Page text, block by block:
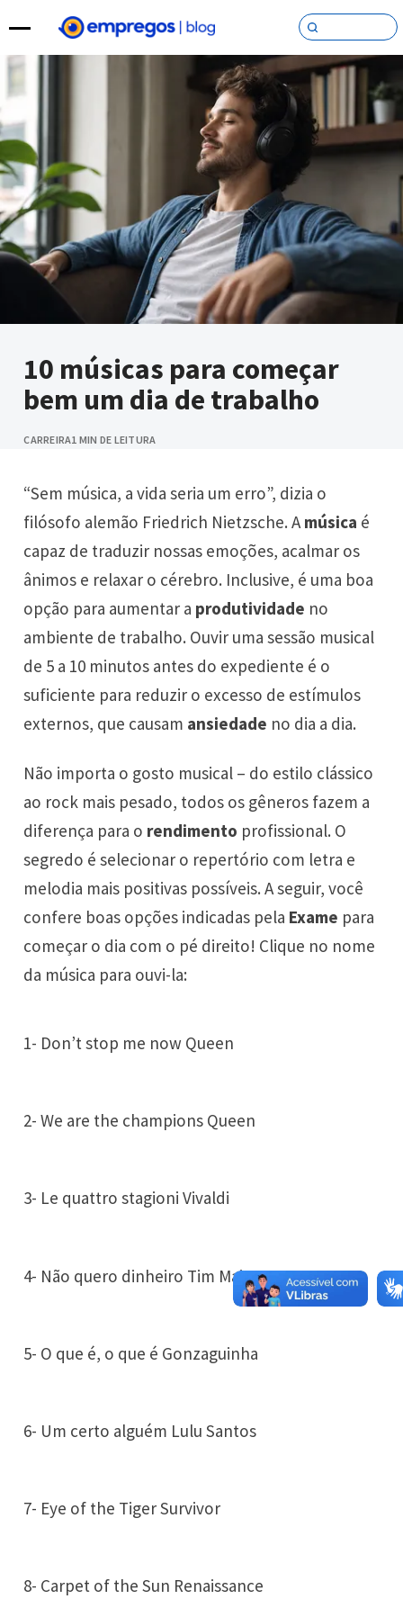
Pular para o conteúdo
10 músicas para começar
bem um dia de trabalho
CARREIRA1 MIN DE LEITURA
“Sem música, a vida seria um erro”, dizia o
filósofo alemão Friedrich Nietzsche. Amúsica é
capaz de traduzir nossas emoções, acalmar os
ânimos e relaxar o cérebro. Inclusive, é uma boa
opção para aumentar a produtividade no
ambiente de trabalho. Ouvir uma sessão musical
de 5 a 10 minutos antes do expediente é o
suficiente para reduzir o excesso de estímulos
externos, que causam ansiedade no dia a dia.
Não importa o gosto musical – do estilo clássico
ao rock mais pesado, todos os gêneros fazem a
diferença para o rendimento profissional. O
segredo é selecionar o repertório com letra e
melodia mais positivas possíveis. A seguir, você
confere boas opções indicadas pela Exame para
começar o dia com o pé direito! Clique no nome
da música para ouvi-la:
1- Don’t stop me now Queen
2- We are the champions Queen
3- Le quattro stagioni Vivaldi
4- Não quero dinheiro Tim Maia
5- O que é, o que é Gonzaguinha
6- Um certo alguém Lulu Santos
7- Eye of the Tiger Survivor
8- Carpet of the Sun Renaissance